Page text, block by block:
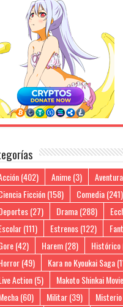
(402) Anime(3) Aventura
Ficción(158) Comedia(241)
(27) Drama(288)
(111) Estrenos(122)
(42) Harem(28) Histórico
(49) Kara no Kyoukai Saga
Action(5) Makoto Shinkai
(60) Militar(39) Misterio